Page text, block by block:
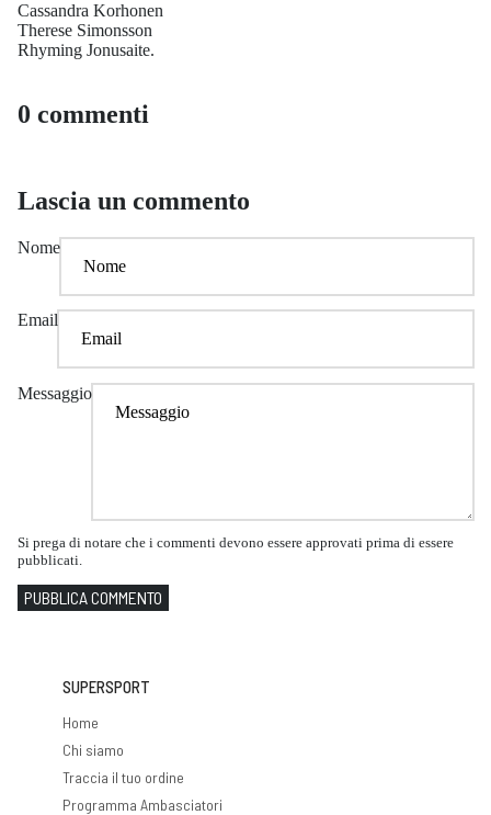
Cassandra Korhonen
Therese Simonsson
Rhyming Jonusaite.
0 commenti
Lascia un commento
Nome
Email
Messaggio
Si prega di notare che i commenti devono essere approvati prima di essere
pubblicati.
PUBBLICA COMMENTO
SUPERSPORT
Home
Chi siamo
Traccia il tuo ordine
Programma Ambasciatori